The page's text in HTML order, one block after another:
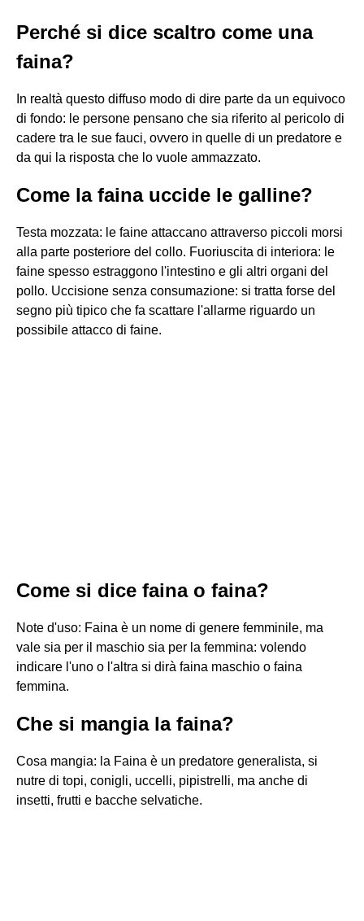
Perché si dice scaltro come una
faina?
In realtà questo diffuso modo di dire parte da un equivoco
di fondo: le persone pensano che sia riferito al pericolo di
cadere tra le sue fauci, ovvero in quelle di un predatore e
da qui la risposta che lo vuole ammazzato.
Come la faina uccide le galline?
Testa mozzata: le faine attaccano attraverso piccoli morsi
alla parte posteriore del collo. Fuoriuscita di interiora: le
faine spesso estraggono l'intestino e gli altri organi del
pollo. Uccisione senza consumazione: si tratta forse del
segno più tipico che fa scattare l'allarme riguardo un
possibile attacco di faine.
Come si dice faina o faina?
Note d'uso: Faina è un nome di genere femminile, ma
vale sia per il maschio sia per la femmina: volendo
indicare l'uno o l'altra si dirà faina maschio o faina
femmina.
Che si mangia la faina?
Cosa mangia: la Faina è un predatore generalista, si
nutre di topi, conigli, uccelli, pipistrelli, ma anche di
insetti, frutti e bacche selvatiche.